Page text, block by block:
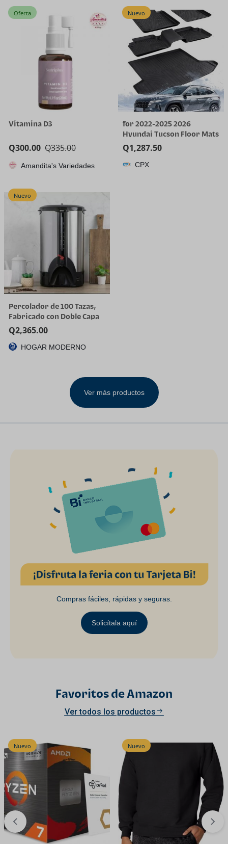
Oferta
Vitamina D3
Q335.00
Q300.00
Amandita's Variedades
Nuevo
for 2022-2025 2026
Hyundai Tucson Floor Mats
(Gas Models Only) | All-
Weather TPE Car Mats &
Cargo Liner, Custom Fit for
Q1,287.50
CPX
Nuevo
Percolador de 100 Tazas,
Fabricado con Doble Capa
de Acero Inoxidable
Q2,365.00
HOGAR MODERNO
Ver más productos
Compras fáciles, rápidas y seguras.
Solicítala aquí
Favoritos de Amazon
Ver todos los productos
Nuevo Nuevo